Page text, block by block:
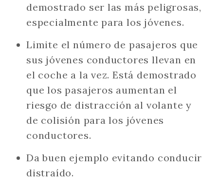
demostrado ser las más peligrosas,
especialmente para los jóvenes.
Limite el número de pasajeros que
sus jóvenes conductores llevan en
el coche a la vez. Está demostrado
que los pasajeros aumentan el
riesgo de distracción al volante y
de colisión para los jóvenes
conductores.
Da buen ejemplo evitando conducir
distraído.